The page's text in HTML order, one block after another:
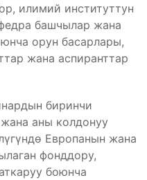
илимий институттун
башчылар жана
орун басарлары,
жана аспиранттар
биринчи
аны колдонуу
Европанын жана
фонддору,
боюнча